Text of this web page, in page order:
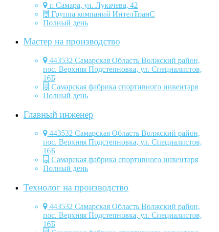
г. Самара, ул. Лукачева, 42
Группа компаний ИнтелТранС
Полный день
Мастер на производство
443532 Самарская Область Волжский район,
пос. Верхняя Подстепновка, ул. Специалистов,
16Б
Самарская фабрика спортивного инвентаря
Полный день
Главный инженер
443532 Самарская Область Волжский район,
пос. Верхняя Подстепновка, ул. Специалистов,
16Б
Самарская фабрика спортивного инвентаря
Полный день
Технолог на производство
443532 Самарская Область Волжский район,
пос. Верхняя Подстепновка, ул. Специалистов,
16Б